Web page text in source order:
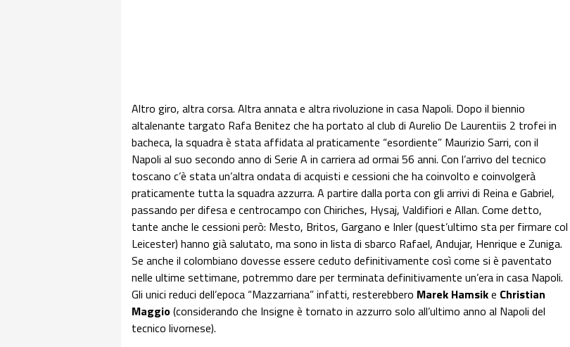
Altro giro, altra corsa. Altra annata e altra rivoluzione in casa Napoli. Dopo il biennio
altalenante targato Rafa Benitez che ha portato al club di Aurelio De Laurentiis 2 trofei in
bacheca, la squadra è stata affidata al praticamente “esordiente” Maurizio Sarri, con il
Napoli al suo secondo anno di Serie A in carriera ad ormai 56 anni. Con l’arrivo del tecnico
toscano c’è stata un’altra ondata di acquisti e cessioni che ha coinvolto e coinvolgerà
praticamente tutta la squadra azzurra. A partire dalla porta con gli arrivi di Reina e Gabriel,
passando per difesa e centrocampo con Chiriches, Hysaj, Valdifiori e Allan. Come detto,
tante anche le cessioni però: Mesto, Britos, Gargano e Inler (quest’ultimo sta per firmare col
Leicester) hanno già salutato, ma sono in lista di sbarco Rafael, Andujar, Henrique e Zuniga.
Se anche il colombiano dovesse essere ceduto definitivamente così come si è paventato
nelle ultime settimane, potremmo dare per terminata definitivamente un’era in casa Napoli.
Gli unici reduci dell’epoca “Mazzarriana” infatti, resterebbero Marek Hamsike Christian
Maggio(considerando che Insigne è tornato in azzurro solo all’ultimo anno al Napoli del
tecnico livornese).